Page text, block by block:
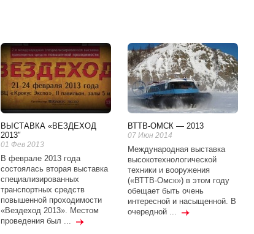
ВЫСТАВКА «ВЕЗДЕХОД
2013″
01 Фев 2013
В феврале 2013 года
состоялась вторая выставка
специализированных
транспортных средств
повышенной проходимости
«Вездеход 2013». Местом
проведения был ...
ВТТВ-ОМСК — 2013
07 Июн 2014
Международная выставка
высокотехнологической
техники и вооружения
(«ВТТВ-Омск») в этом году
обещает быть очень
интересной и насыщенной. В
очередной ...